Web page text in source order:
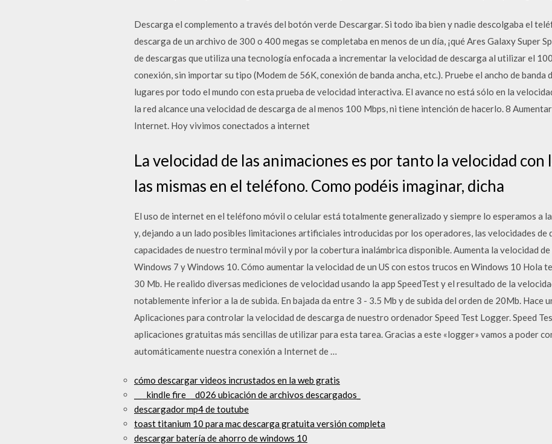
Descarga el complemento a través del botón verde Descargar. Si todo iba bien y nadie descolgaba el
descarga de un archivo de 300 o 400 megas se completaba en menos de un día, ¡qué Ares Galaxy Super
de descargas que utiliza una tecnología enfocada a incrementar la velocidad de descarga al utilizar el
conexión, sin importar su tipo (Modem de 56K, conexión de banda ancha, etc.). Pruebe el ancho de banda
lugares por todo el mundo con esta prueba de velocidad interactiva. El avance no está sólo en la
la red alcance una velocidad de descarga de al menos 100 Mbps, ni tiene intención de hacerlo. 8
Internet. Hoy vivimos conectados a internet
La velocidad de las animaciones es por tanto la velocidad con
las mismas en el teléfono. Como podéis imaginar, dicha
El uso de internet en el teléfono móvil o celular está totalmente generalizado y siempre lo esperamos a
y, dejando a un lado posibles limitaciones artificiales introducidas por los operadores, las velocidades de
capacidades de nuestro terminal móvil y por la cobertura inalámbrica disponible. Aumenta la velocidad
Windows 7 y Windows 10. Cómo aumentar la velocidad de un US con estos trucos en Windows 10 Hola
30 Mb. He realido diversas mediciones de velocidad usando la app SpeedTest y el resultado de la
notablemente inferior a la de subida. En bajada da entre 3 - 3.5 Mb y de subida del orden de 20Mb. Hace
Aplicaciones para controlar la velocidad de descarga de nuestro ordenador Speed Test Logger. Speed
aplicaciones gratuitas más sencillas de utilizar para esta tarea. Gracias a este «logger» vamos a poder
automáticamente nuestra conexión a Internet de …
cómo descargar videos incrustados en la web gratis
__ _kindle fire_ _d026 ubicación de archivos descargados_
descargador mp4 de toutube
toast titanium 10 para mac descarga gratuita versión completa
descargar batería de ahorro de windows 10